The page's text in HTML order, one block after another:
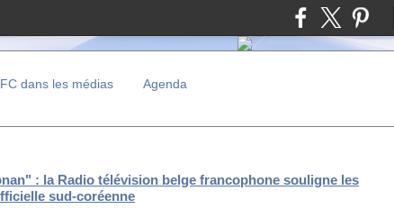
dans les médias Agenda
: la Radio télévision belge francophone souligne les
sud-coréenne